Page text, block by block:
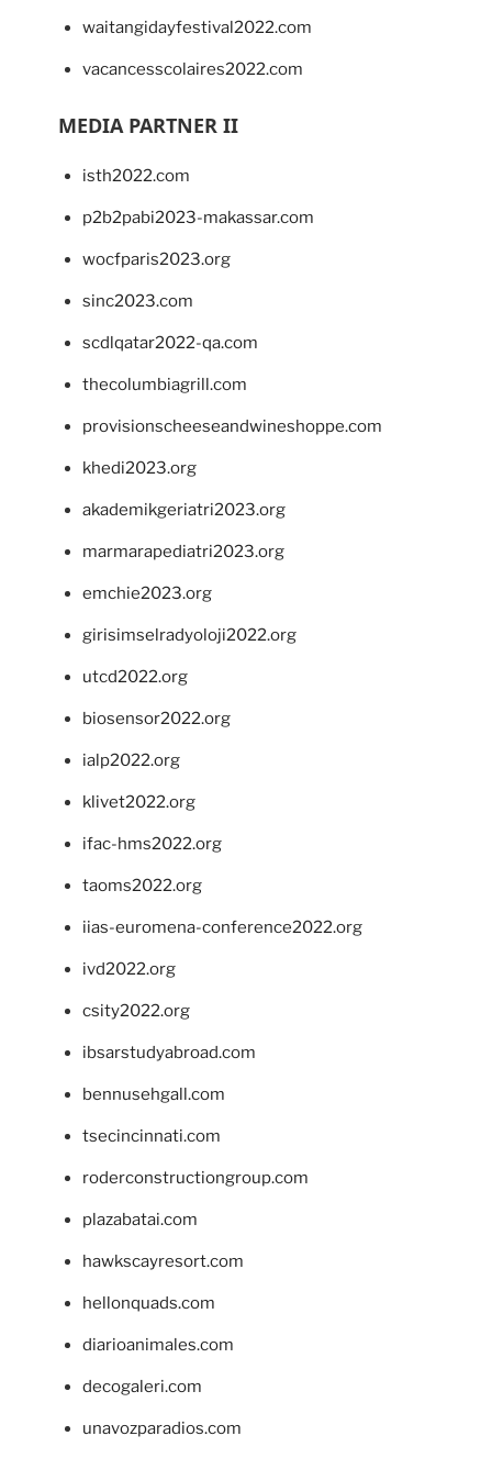
waitangidayfestival2022.com
vacancesscolaires2022.com
MEDIA PARTNER II
isth2022.com
p2b2pabi2023-makassar.com
wocfparis2023.org
sinc2023.com
scdlqatar2022-qa.com
thecolumbiagrill.com
provisionscheeseandwineshoppe.com
khedi2023.org
akademikgeriatri2023.org
marmarapediatri2023.org
emchie2023.org
girisimselradyoloji2022.org
utcd2022.org
biosensor2022.org
ialp2022.org
klivet2022.org
ifac-hms2022.org
taoms2022.org
iias-euromena-conference2022.org
ivd2022.org
csity2022.org
ibsarstudyabroad.com
bennusehgall.com
tsecincinnati.com
roderconstructiongroup.com
plazabatai.com
hawkscayresort.com
hellonquads.com
diarioanimales.com
decogaleri.com
unavozparadios.com